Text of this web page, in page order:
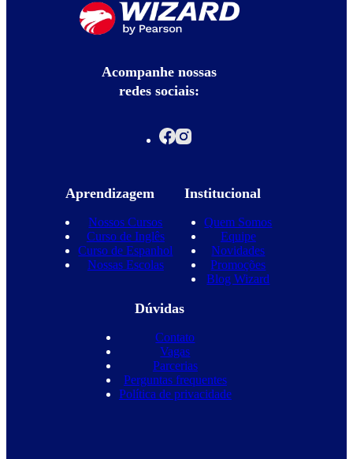
Acompanhe nossas
redes sociais:
Aprendizagem
Nossos Cursos
Curso de Inglês
Curso de Espanhol
Nossas Escolas
Institucional
Quem Somos
Equipe
Novidades
Promoções
Blog Wizard
Dúvidas
Contato
Vagas
Parcerias
Perguntas frequentes
Política de privacidade